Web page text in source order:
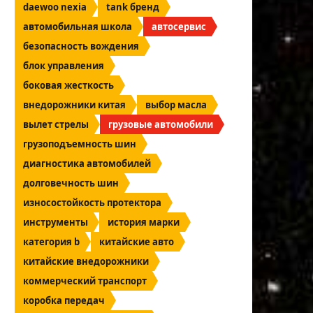
daewoo nexia
tank бренд
автомобильная школа
автосервис
безопасность вождения
блок управления
боковая жесткость
внедорожники китая
выбор масла
вылет стрелы
грузовые автомобили
грузоподъемность шин
диагностика автомобилей
долговечность шин
износостойкость протектора
инструменты
история марки
категория b
китайские авто
китайские внедорожники
коммерческий транспорт
коробка передач